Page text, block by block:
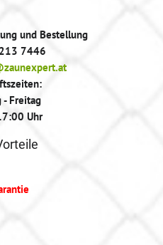
und Bestellung
7446
- Freitag
Uhr